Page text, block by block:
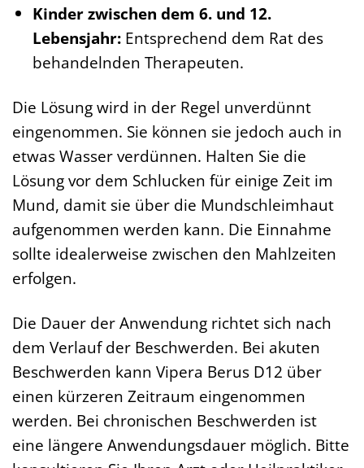
Kinder zwischen dem 6. und 12.
Lebensjahr:Entsprechend dem Rat des
behandelnden Therapeuten.
Die Lösung wird in der Regel unverdünnt
eingenommen. Sie können sie jedoch auch in
etwas Wasser verdünnen. Halten Sie die
Lösung vor dem Schlucken für einige Zeit im
Mund, damit sie über die Mundschleimhaut
aufgenommen werden kann. Die Einnahme
sollte idealerweise zwischen den Mahlzeiten
erfolgen.
Die Dauer der Anwendung richtet sich nach
dem Verlauf der Beschwerden. Bei akuten
Beschwerden kann Vipera Berus D12 über
einen kürzeren Zeitraum eingenommen
werden. Bei chronischen Beschwerden ist
eine längere Anwendungsdauer möglich. Bitte